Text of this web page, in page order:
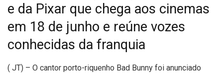
e da Pixar que chega aos cinemas
em 18 de junho e reúne vozes
conhecidas da franquia
( JT) – O cantor porto-riquenho Bad Bunny foi anunciado